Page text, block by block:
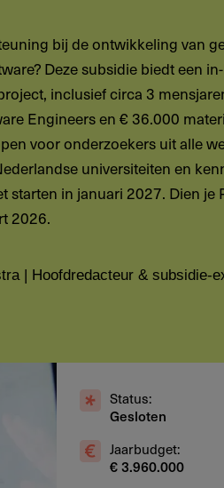
bij de ontwikkeling van
Deze subsidie biedt een
inclusief circa 3
Engineers en € 36.000
voor onderzoekers uit alle
universiteiten en
starten in januari 2027. Dien je
2026.
| Hoofdredacteur & subsidie-
Status:
Gesloten
Jaarbudget:
€ 3.960.000